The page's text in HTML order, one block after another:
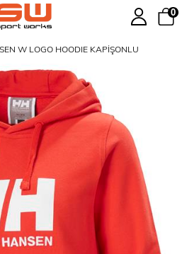
0
W LOGO HOODIE KAPİŞONLU